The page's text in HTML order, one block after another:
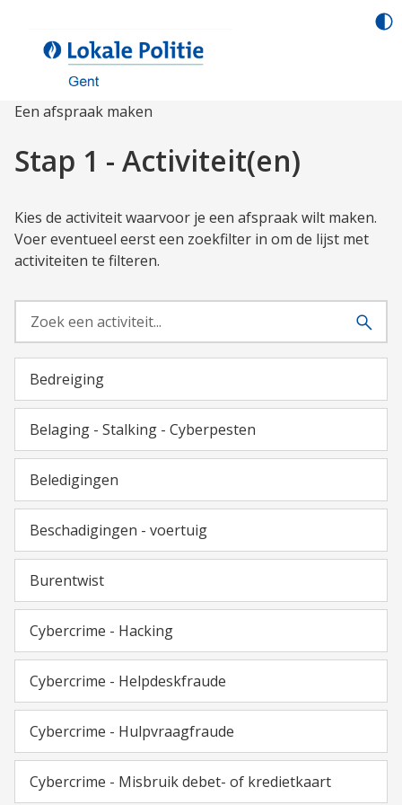
Een afspraak maken
Stap 1 - Activiteit(en)
Kies de activiteit waarvoor je een afspraak wilt maken.
Voer eventueel eerst een zoekfilter in om de lijst met
activiteiten te filteren.
Bedreiging
Belaging - Stalking - Cyberpesten
Beledigingen
Beschadigingen - voertuig
Burentwist
Cybercrime - Hacking
Cybercrime - Helpdeskfraude
Cybercrime - Hulpvraagfraude
Cybercrime - Misbruik debet- of kredietkaart